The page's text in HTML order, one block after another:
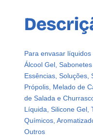
V
Para envasar
Álcool Gel,
Essências, Soluções,
Própolis, Melado de
de Salada e
Líquida, Silicone Gel,
Químicos,
Outros